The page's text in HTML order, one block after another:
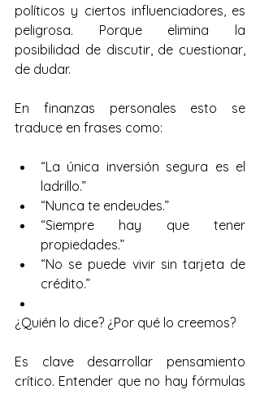
políticos y ciertos influenciadores, es
peligrosa. Porque elimina la
posibilidad de discutir, de cuestionar,
de dudar.
En finanzas personales esto se
traduce en frases como:
“La única inversión segura es el
ladrillo.”
“Nunca te endeudes.”
“Siempre hay que tener
propiedades.”
“No se puede vivir sin tarjeta de
crédito.”
¿Quién lo dice? ¿Por qué lo creemos?
Es clave desarrollar pensamiento
crítico. Entender que no hay fórmulas